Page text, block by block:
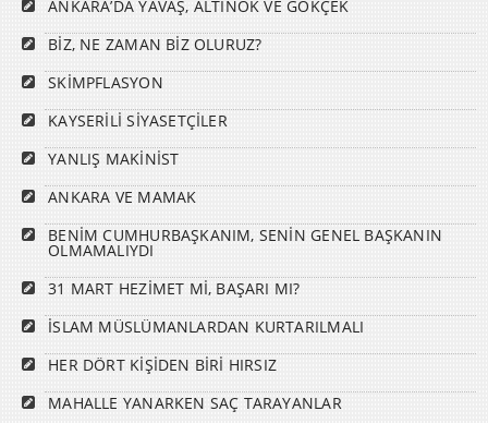
ANKARA’DA YAVAŞ, ALTINOK VE GÖKÇEK
BİZ, NE ZAMAN BİZ OLURUZ?
SKİMPFLASYON
KAYSERİLİ SİYASETÇİLER
YANLIŞ MAKİNİST
ANKARA VE MAMAK
BENİM CUMHURBAŞKANIM, SENİN GENEL BAŞKANIN
OLMAMALIYDI
31 MART HEZİMET Mİ, BAŞARI MI?
İSLAM MÜSLÜMANLARDAN KURTARILMALI
HER DÖRT KİŞİDEN BİRİ HIRSIZ
MAHALLE YANARKEN SAÇ TARAYANLAR